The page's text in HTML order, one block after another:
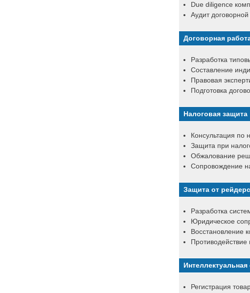
Due diligence
Аудит
Договорная
Разработка
Составление
Правовая
Подготовка
Налоговая защита
Консультация по
Защита при
Обжалование
Сопровождение
Защита от
Разработка
Юридическое
Восстановление
Регистрация